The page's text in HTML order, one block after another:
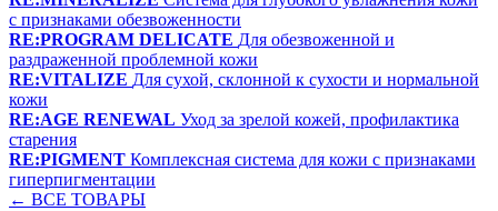
с признаками обезвоженности
RE:PROGRAM DELICATE Для обезвоженной и
раздраженной проблемной кожи
RE:VITALIZE Для сухой, склонной к сухости и нормальной
кожи
RE:AGE RENEWAL Уход за зрелой кожей, профилактика
старения
RE:PIGMENT Комплексная система для кожи с признаками
гиперпигментации
← ВСЕ ТОВАРЫ